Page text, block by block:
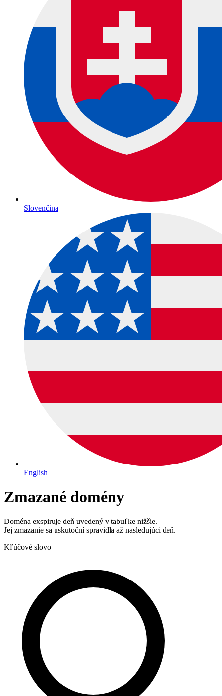
Slovenčina
English
Zmazané domény
Doména exspiruje deň uvedený v tabuľke nižšie.
Jej zmazanie sa uskutoční spravidla až nasledujúci deň.
Kľúčové slovo